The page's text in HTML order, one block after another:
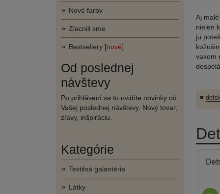
Nové farby
Zlacnili sme
Bestsellery [nové]
Od poslednej
návštevy
Po prihlásení sa tu uvidíte novinky od
Vašej poslednej návštevy. Nový tovar,
zľavy, inšpiráciu.
Kategórie
Textilná galantéria
Látky
Aj
nielen
ju
vakom
■